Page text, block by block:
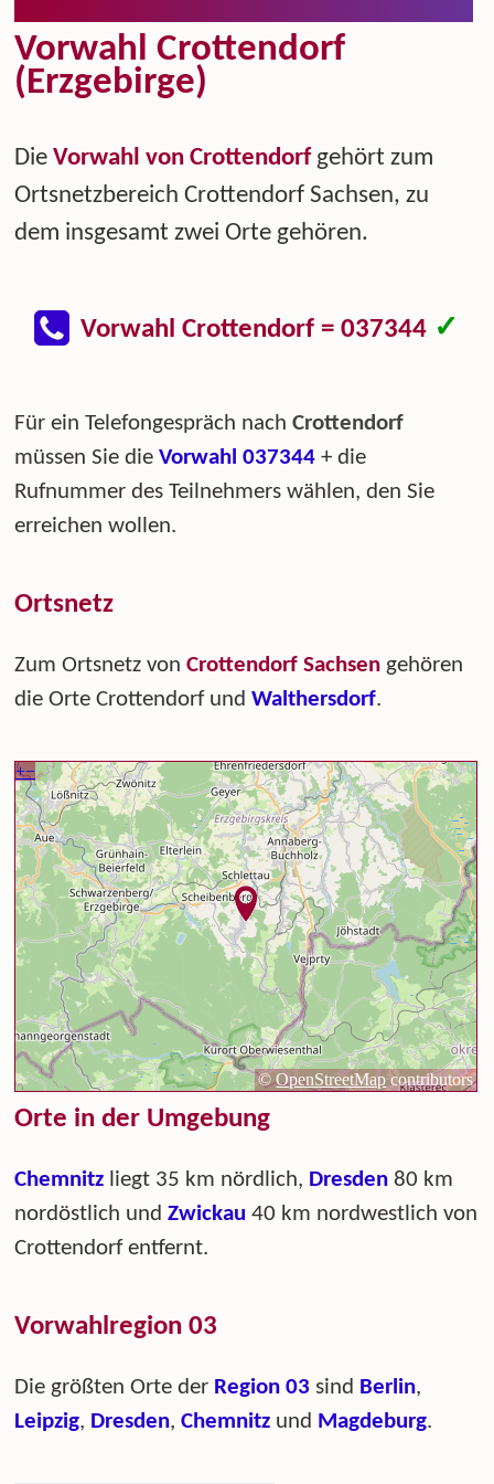
Vorwahl Crottendorf
(Erzgebirge)
DieVorwahl von Crottendorfgehört zum
Ortsnetzbereich Crottendorf Sachsen, zu
dem insgesamt zwei Orte gehören.
Vorwahl Crottendorf = 037344 ✓
Für ein Telefongespräch nachCrottendorf
müssen Sie dieVorwahl 037344 + die
Rufnummer des Teilnehmers wählen, den Sie
erreichen wollen.
Ortsnetz
Zum Ortsnetz vonCrottendorf Sachsen gehören
die Orte Crottendorf undWalthersdorf.
Orte in der Umgebung
Chemnitz liegt 35 km nördlich, Dresden 80 km
nordöstlich undZwickau 40 km nordwestlich von
Crottendorf entfernt.
Vorwahlregion 03
Die größten Orte der Region 03 sind Berlin,
Leipzig, Dresden,Chemnitz und Magdeburg.